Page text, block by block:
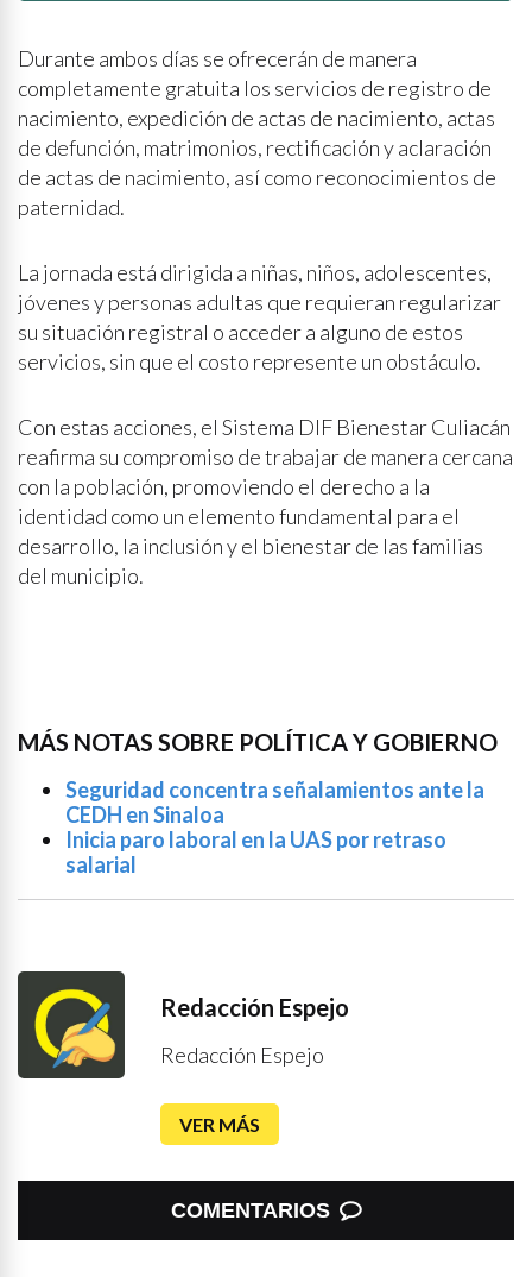
Durante ambos días se ofrecerán de manera
completamente gratuita los servicios de registro de
nacimiento, expedición de actas de nacimiento, actas
de defunción, matrimonios, rectificación y aclaración
de actas de nacimiento, así como reconocimientos de
paternidad.
La jornada está dirigida a niñas, niños, adolescentes,
jóvenes y personas adultas que requieran regularizar
su situación registral o acceder a alguno de estos
servicios, sin que el costo represente un obstáculo.
Con estas acciones, el Sistema DIF Bienestar Culiacán
reafirma su compromiso de trabajar de manera cercana
con la población, promoviendo el derecho a la
identidad como un elemento fundamental para el
desarrollo, la inclusión y el bienestar de las familias
del municipio.
MÁS NOTAS SOBRE POLÍTICA Y GOBIERNO
Seguridad concentra señalamientos ante la
CEDH en Sinaloa
Inicia paro laboral en la UAS por retraso
salarial
Redacción Espejo
Redacción Espejo
VER MÁS
COMENTARIOS